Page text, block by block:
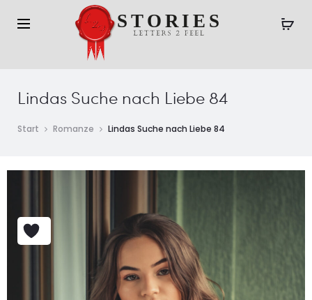
Lindas Suche nach Liebe 84
Start Romanze Lindas Suche nach Liebe 84